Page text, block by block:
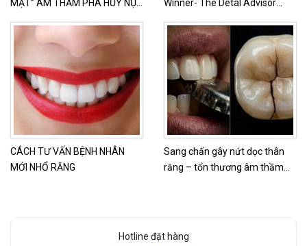
MẶT” ÂM THẦM PHÁ HỦY NỤ
Winner- The Detal Advisor
CÁCH TƯ VẤN BỆNH NHÂN
MỚI NHỔ RĂNG
Sang chấn gây nứt dọc thân
răng – tổn thương âm thầm
Hotline đặt hàng